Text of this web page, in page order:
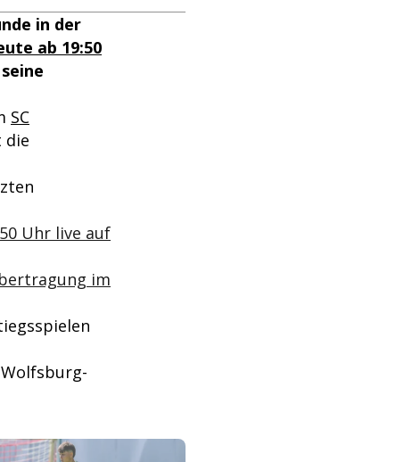
in der
ab 19:50
SC
die
Uhr live auf
im